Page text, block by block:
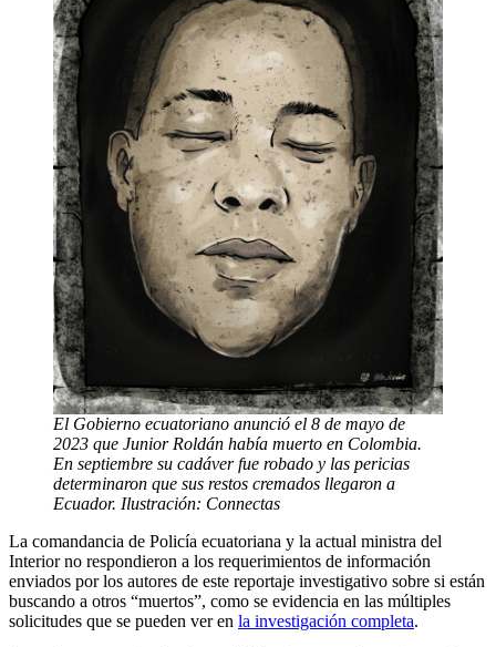
El Gobierno ecuatoriano anunció el 8 de mayo de
2023 que Junior Roldán había muerto en Colombia.
En septiembre su cadáver fue robado y las pericias
determinaron que sus restos cremados llegaron a
Ecuador. Ilustración: Connectas
La comandancia de Policía ecuatoriana y la actual ministra del
Interior no respondieron a los requerimientos de información
enviados por los autores de este reportaje investigativo sobre si están
buscando a otros “muertos”, como se evidencia en las múltiples
solicitudes que se pueden ver en la investigación completa.